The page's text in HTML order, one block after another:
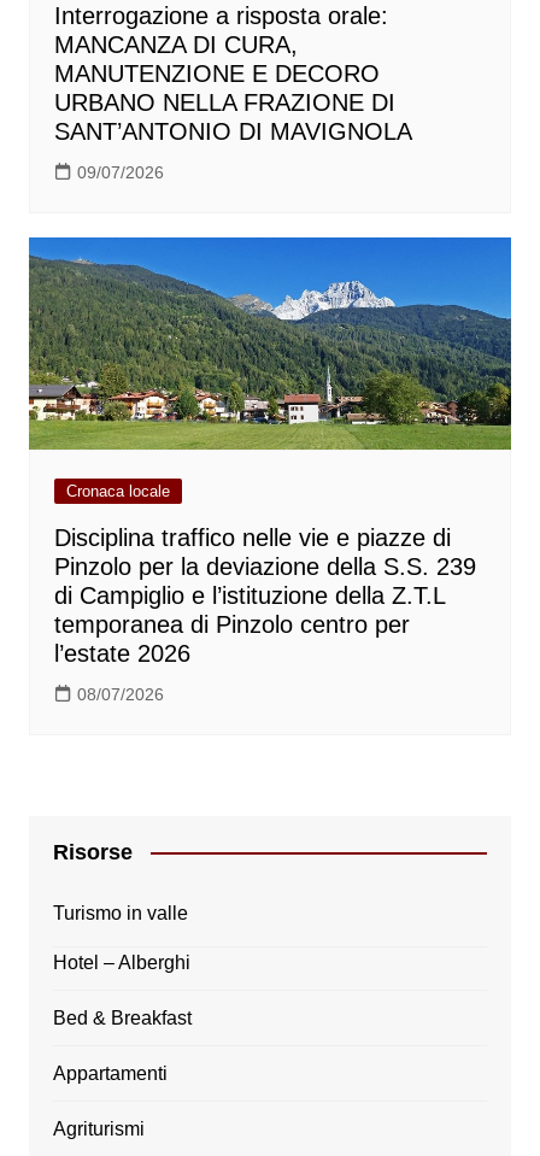
Interrogazione a risposta orale:
MANCANZA DI CURA,
MANUTENZIONE E DECORO
URBANO NELLA FRAZIONE DI
SANT’ANTONIO DI MAVIGNOLA
09/07/2026
Cronaca locale
Disciplina traffico nelle vie e piazze di
Pinzolo per la deviazione della S.S. 239
di Campiglio e l’istituzione della Z.T.L
temporanea di Pinzolo centro per
l’estate 2026
08/07/2026
Risorse
Turismo in valle
Hotel – Alberghi
Bed & Breakfast
Appartamenti
Agriturismi